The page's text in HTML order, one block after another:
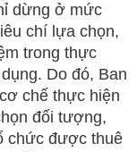
dừng ở mức
chí lựa chọn,
trong thực
Do đó, Ban
chế thực hiện
đối tượng,
chức được thuê